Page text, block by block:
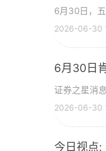
6月30日，
2026-06-30
6月30日
证券之星消
2026-06-30
今日视点: